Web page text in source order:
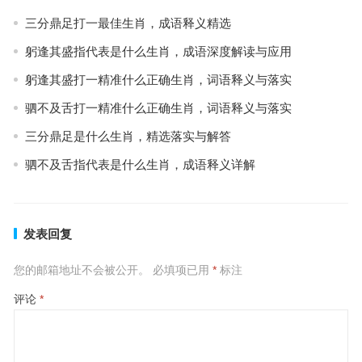
三分鼎足打一最佳生肖，成语释义精选
躬逢其盛指代表是什么生肖，成语深度解读与应用
躬逢其盛打一精准什么正确生肖，词语释义与落实
驷不及舌打一精准什么正确生肖，词语释义与落实
三分鼎足是什么生肖，精选落实与解答
驷不及舌指代表是什么生肖，成语释义详解
发表回复
您的邮箱地址不会被公开。 必填项已用 *标注
评论 *